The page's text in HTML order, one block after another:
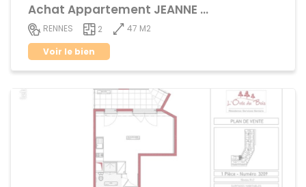
Achat Appartement JEANNE d'ARC - BEAULIEU
RENNES 2
47 M2
Voir le bien